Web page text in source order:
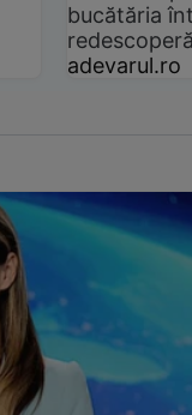
bucătăria
adevarul.ro